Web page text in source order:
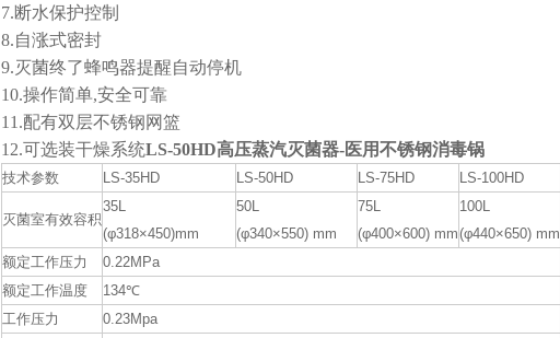
7.断水保护控制
8.自涨式密封
9.灭菌终了蜂鸣器提醒自动停机
10.操作简单,安全可靠
11.配有双层不锈钢网篮
12.可选装干燥系统LS-50HD高压蒸汽灭菌器-医用不锈钢消毒锅
技术参数 LS-35HD LS-50HD LS-75HD LS-100HD
灭菌室有效容积
35L
(φ318×450)mm
50L
(φ340×550) mm
75L
(φ400×600) mm
100L
(φ440×650) mm
额定工作压力
0.22MPa
额定工作温度
134℃
工作压力
0.23Mpa